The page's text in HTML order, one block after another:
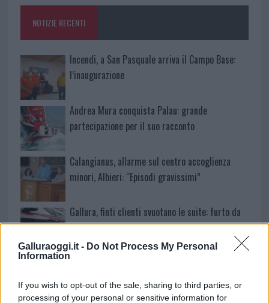
Galluraoggi.it - Do Not Process My Personal
Information
If you wish to opt-out of the sale, sharing to third parties, or
processing of your personal or sensitive information for
o
k
p
NOTIZIE RECENTI
Incendi, a San Pasquale arriva il Campo Base:
l’inaugurazione
Andrea Mura conquista Palau: grande
partecipazione per il suo racconto
Calangianus, allarme sul centro accoglienza
minori, Albieri: “Episodi gravissimi”
Gallura, finti clienti svuotano le suite: furto da
50mila nel resort
Meteo Olbia 7 agosto, sole e caldo tornano
protagonisti